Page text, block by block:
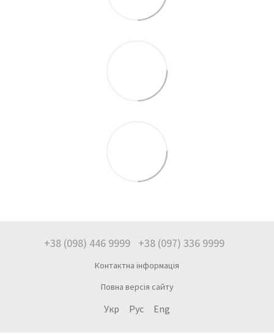
+38 (098) 446 9999 +38 (097) 336 9999
Контактна інформація
Повна версія сайту
Укр Рус Eng